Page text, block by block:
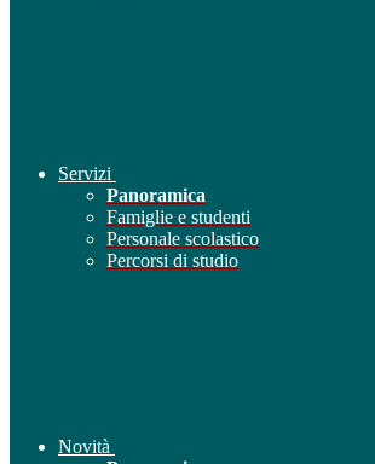
Servizi
Panoramica
Famiglie e studenti
Personale scolastico
Percorsi di studio
Novità